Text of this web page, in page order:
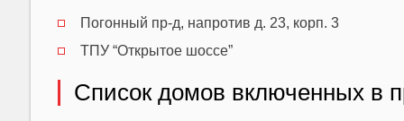
Погонный пр-д, напротив д. 23, корп. 3
ТПУ “Открытое шоссе”
Список домов включенных в